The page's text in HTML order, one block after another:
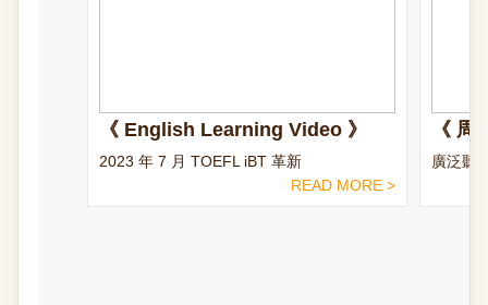
《 English Learning Video 》
2023 年 7 月 TOEFL iBT 革新
READ MORE >
《
廣泛聽